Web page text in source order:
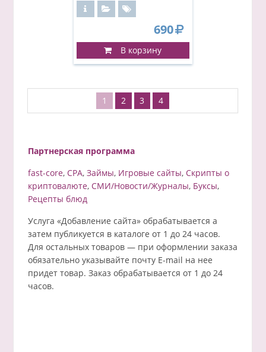
690
В корзину
1 2 3 4
Партнерская программа
fast-core, CPA, Займы, Игровые сайты, Скрипты о
криптовалюте, СМИ/Новости/Журналы, Буксы,
Рецепты блюд
Услуга «Добавление сайта» обрабатывается а
затем публикуется в каталоге от 1 до 24 часов.
Для остальных товаров — при оформлении заказа
обязательно указывайте почту E-mail на нее
придет товар. Заказ обрабатывается от 1 до 24
часов.